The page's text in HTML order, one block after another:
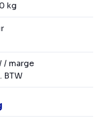
kg
/ marge
BTW